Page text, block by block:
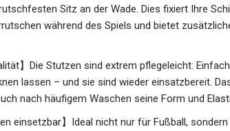
rutschfesten Sitz an der Wade. Dies fixiert
lästiges Verrutschen während des Spiels
】Die Stutzen sind extrem pflegeleicht:
lassen – und sie sind wieder
auch nach häufigem Waschen seine Form
einsetzbar】Ideal nicht nur für Fußball,